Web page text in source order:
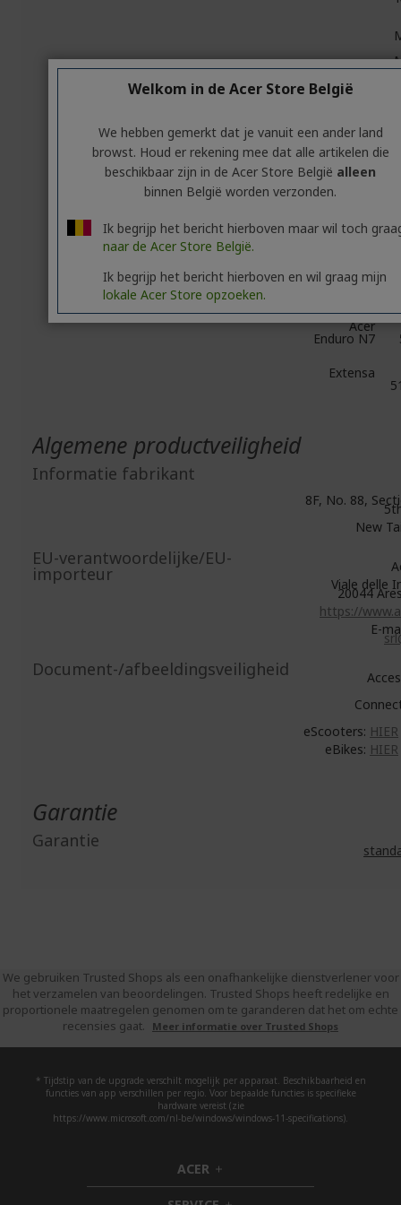
TravelMate
P6
Acer
Enduro N7
Extensa
Algemene productveiligheid
Informatie fabrikant
8F, No. 88,
New
EU-verantwoordelijke/EU-
importeur
Viale delle
20044
https://
E-
Document-/afbeeldingsveiligheid
eScooters: HIER
eBikes: HIER
Garantie
Garantie
We gebruiken Trusted Shops als een onafhankelijke dienstverlener voor
het verzamelen van beoordelingen. Trusted Shops heeft redelijke en
proportionele maatregelen genomen om te garanderen dat het om echte
recensies gaat.
Meer informatie over Trusted Shops
* Tijdstip van de upgrade verschilt mogelijk per apparaat. Beschikbaarheid en
functies van app verschillen per regio. Voor bepaalde functies is specifieke
hardware vereist (zie
https://www.microsoft.com/nl-be/windows/windows-11-specifications).
ACER h
i
Welkom in de Acer Store België
We hebben gemerkt dat je vanuit een ander land
browst. Houd er rekening mee dat alle artikelen die
beschikbaar zijn in de Acer Store België alleen
binnen België worden verzonden.
Ik begrijp het bericht hierboven maar wil toch
naar de Acer Store België.
Ik begrijp het bericht hierboven en wil graag mijn
lokale Acer Store opzoeken.